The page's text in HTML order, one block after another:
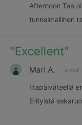
Afternoon Tea
tunnelmallinen
"Excellent"
Mari A. a year
Iltapäiväteellä
Erityistä